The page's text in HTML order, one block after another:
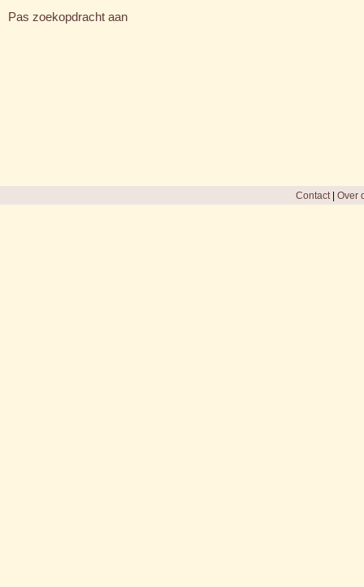
Pas zoekopdracht aan
Contact| Over